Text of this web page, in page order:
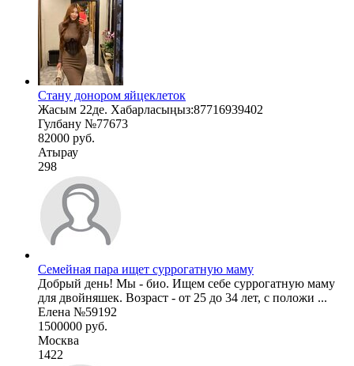
Стану донором яйцеклеток
Жасым 22де. Хабарласыңыз:87716939402
Гулбану №77673
82000 руб.
Атырау
298
Семейная пара ищет суррогатную маму
Добрый день! Мы - био. Ищем себе суррогатную маму
для двойняшек. Возраст - от 25 до 34 лет, с положи ...
Елена №59192
1500000 руб.
Москва
1422